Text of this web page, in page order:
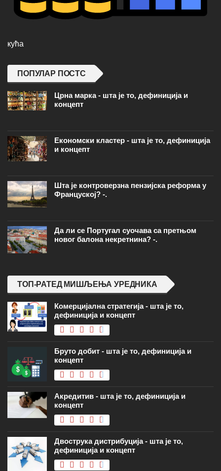
кућа
ПОПУЛАР ПОСТС
Црна марка - шта је то, дефиниција и
концепт
Економски кластер - шта је то, дефиниција
и концепт
Шта је контроверзна пензијска реформа у
Француској? -.
Да ли се Португал суочава са претњом
новог балона некретнина? -.
ТОП-РАТЕД МИШЉЕЊА УРЕДНИКА
Комерцијална стратегија - шта је то,
дефиниција и концепт
Бруто добит - шта је то, дефиниција и
концепт
Акредитив - шта је то, дефиниција и
концепт
Двострука дистрибуција - шта је то,
дефиниција и концепт